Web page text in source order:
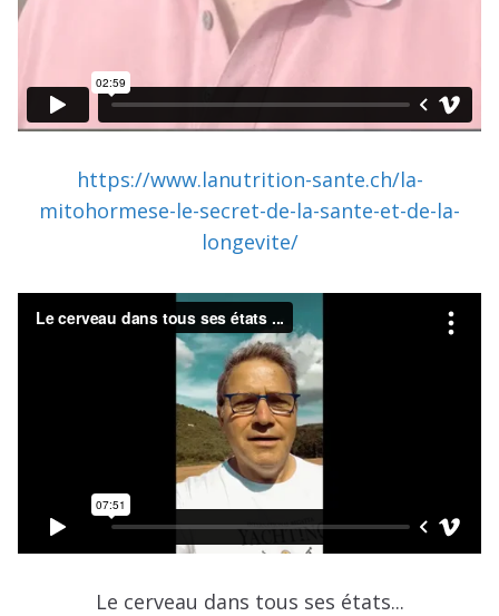
https://www.lanutrition-sante.ch/la-
mitohormese-le-secret-de-la-sante-et-de-la-
longevite/
Le cerveau dans tous ses états...